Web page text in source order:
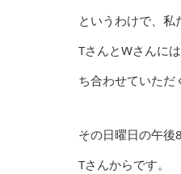
というわけで、私
TさんとWさんに
ち合わせていただ
その日曜日の午後
Tさんからです。